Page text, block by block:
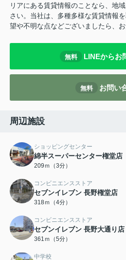
リアにある賃貸情報のことなら、地
さい。当社は、多種多様な賃貸情報
望や不明な点などございましたら、お
無料 LINEからお
無料 お問い
周辺施設
ショッピングセンター
綿半スーパーセンター権堂店
209ｍ（3分）
コンビニエンスストア
セブンイレブン 長野権堂店
318ｍ（4分）
コンビニエンスストア
セブンイレブン 長野大通り店
361ｍ（5分）
中学校